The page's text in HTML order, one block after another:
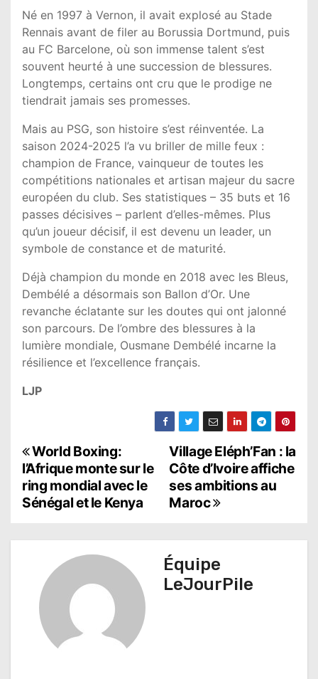
Né en 1997 à Vernon, il avait explosé au Stade
Rennais avant de filer au Borussia Dortmund, puis
au FC Barcelone, où son immense talent s’est
souvent heurté à une succession de blessures.
Longtemps, certains ont cru que le prodige ne
tiendrait jamais ses promesses.
Mais au PSG, son histoire s’est réinventée. La
saison 2024-2025 l’a vu briller de mille feux :
champion de France, vainqueur de toutes les
compétitions nationales et artisan majeur du sacre
européen du club. Ses statistiques – 35 buts et 16
passes décisives – parlent d’elles-mêmes. Plus
qu’un joueur décisif, il est devenu un leader, un
symbole de constance et de maturité.
Déjà champion du monde en 2018 avec les Bleus,
Dembélé a désormais son Ballon d’Or. Une
revanche éclatante sur les doutes qui ont jalonné
son parcours. De l’ombre des blessures à la
lumière mondiale, Ousmane Dembélé incarne la
résilience et l’excellence français.
LJP
N
a
v
i
Village Eléph’Fan : la
Côte d’Ivoire affiche
ses ambitions au
Maroc
World Boxing:
l’Afrique monte sur le
ring mondial avec le
Sénégal et le Kenya
Équipe
LeJourPile